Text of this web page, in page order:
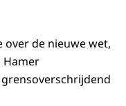
over de nieuwe wet,
Hamer